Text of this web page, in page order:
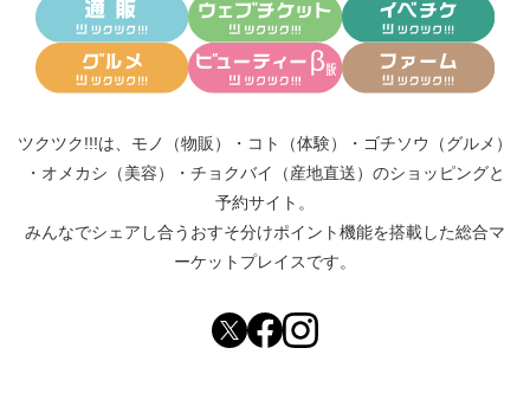
不安は最小限に、実践でしか得られない『感覚』や
ケースごとの『調整法』を効率的に身につけること
が可能となっています。
学んだことが非常に高い確率で実際に通用する！！
と言う手応えを感じながら、キャリアをスタートで
場とすること。その安心感と有用性を、HAJapanの
ツクツク!!!は、 モノ（物販） ・ コト（体験） ・ ゴチソウ（グルメ）
・ オメカシ（美容） ・ チョクバイ（産地直送） のショッピングと
予約サイト。
みんなでシェアし合う おすそ分けポイント機能を搭載した総合マ
ーケットプレイスです。